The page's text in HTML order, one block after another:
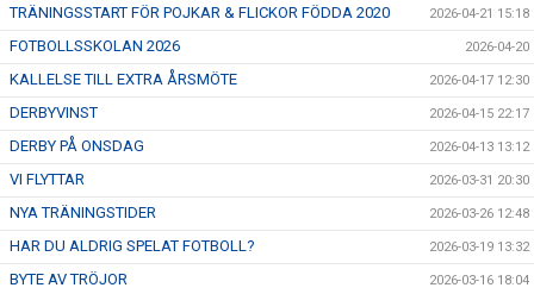
TRÄNINGSSTART FÖR POJKAR & FLICKOR FÖDDA 2020 2026-04-21 15:18
FOTBOLLSSKOLAN 2026 2026-04-20
KALLELSE TILL EXTRA ÅRSMÖTE 2026-04-17 12:30
DERBYVINST 2026-04-15 22:17
DERBY PÅ ONSDAG 2026-04-13 13:12
VI FLYTTAR 2026-03-31 20:30
NYA TRÄNINGSTIDER 2026-03-26 12:48
HAR DU ALDRIG SPELAT FOTBOLL? 2026-03-19 13:32
BYTE AV TRÖJOR 2026-03-16 18:04